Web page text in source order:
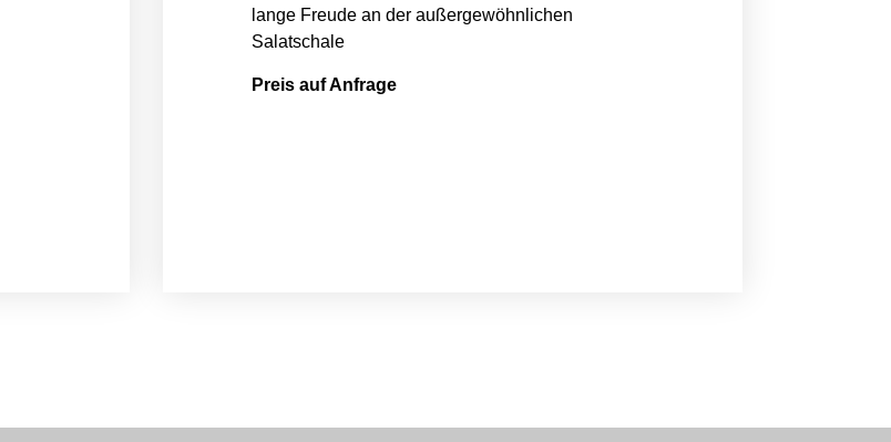
lange Freude an der außergewöhnlichen
Salatschale
Preis auf Anfrage